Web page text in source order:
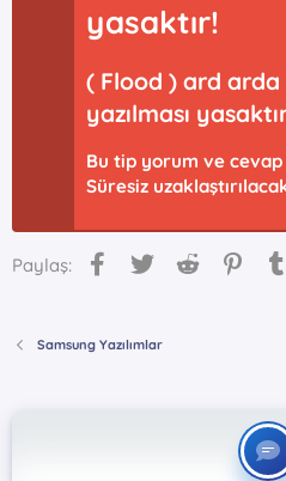
yasaktır!
( Flood ) ard
yazılması
Bu tip yorum ve cevap
Süresiz
Paylaş: Facebook
Twitter Reddit
Samsung Yazılımlar